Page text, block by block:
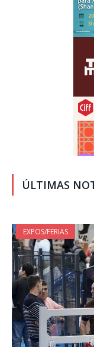
ÚLTIMAS
EXPOS/FERIAS